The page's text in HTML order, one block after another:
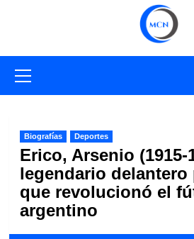
primario
Biografías Deportes
Erico, Arsenio (1915-
legendario delantero
que revolucionó el
argentino